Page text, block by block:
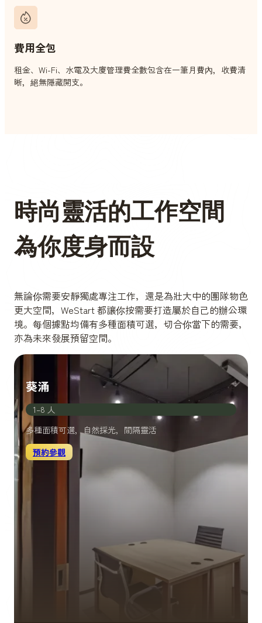
費用全包
租金、Wi-Fi、水電及大廈管理費全數包含在一筆月費內，收費清
晰，絕無隱藏開支。
時尚靈活的工作空間
為你度身而設
無論你需要安靜獨處專注工作，還是為壯大中的團隊物色
更大空間，WeStart 都讓你按需要打造屬於自己的辦公環
境。每個據點均備有多種面積可選，切合你當下的需要，
亦為未來發展預留空間。
葵涌
1–8 人
多種面積可選，自然採光，間隔靈活
預約參觀